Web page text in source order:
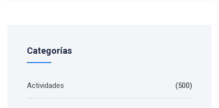
Categorías
Actividades (500)